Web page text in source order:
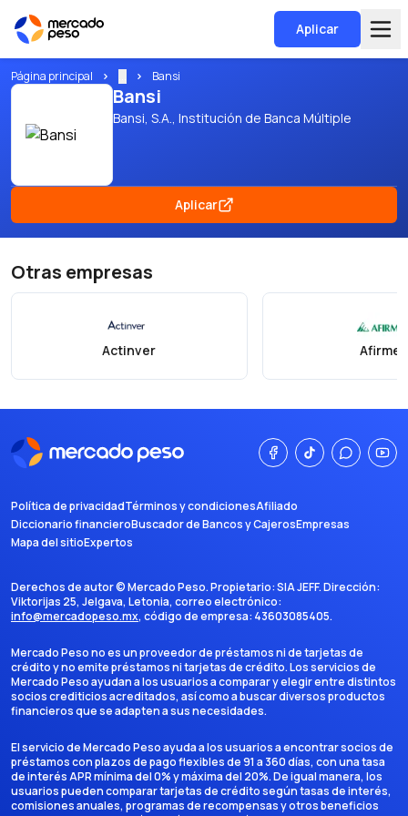
Aplicar
Página principal Bansi
Bansi
Bansi, S.A., Institución de Banca Múltiple
Aplicar
Otras empresas
Actinver Afirme
Política de privacidadTérminos y condicionesAfiliado
Diccionario financieroBuscador de Bancos y CajerosEmpresas
Mapa del sitioExpertos
Derechos de autor ©Mercado Peso. Propietario:SIA JEFF. Dirección:
Viktorijas 25, Jelgava, Letonia, correo electrónico:
info@mercadopeso.mx, código de empresa: 43603085405.
Mercado Peso no es un proveedor de préstamos ni de tarjetas de
crédito y no emite préstamos ni tarjetas de crédito. Los servicios de
Mercado Peso ayudan a los usuarios a comparar y elegir entre distintos
socios crediticios acreditados, así como a buscar diversos productos
financieros que se adapten a sus necesidades.
El servicio de Mercado Peso ayuda a los usuarios a encontrar socios de
préstamos con plazos de pago flexibles de 91 a 360 días, con una tasa
de interés APR mínima del 0% y máxima del 20%. De igual manera, los
usuarios pueden comparar tarjetas de crédito según tasas de interés,
comisiones anuales, programas de recompensas y otros beneficios